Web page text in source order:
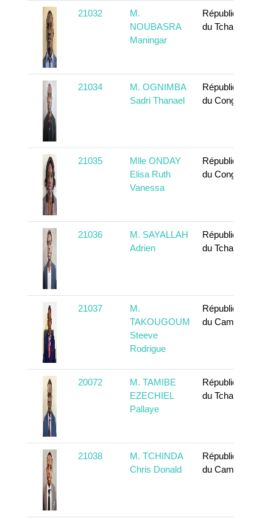
21032
M.
NOUBASRA
Maningar
République
du Tchad
21034
M. OGNIMBA
Sadri Thanael
République
du Congo
21035
Mlle ONDAY
Elisa Ruth
Vanessa
République
du Congo
21036
M. SAYALLAH
Adrien
République
du Tchad
21037
M.
TAKOUGOUM
Steeve
Rodrigue
République
du Cameroun
20072
M. TAMIBE
EZECHIEL
Pallaye
République
du Tchad
21038
M. TCHINDA
Chris Donald
République
du Cameroun